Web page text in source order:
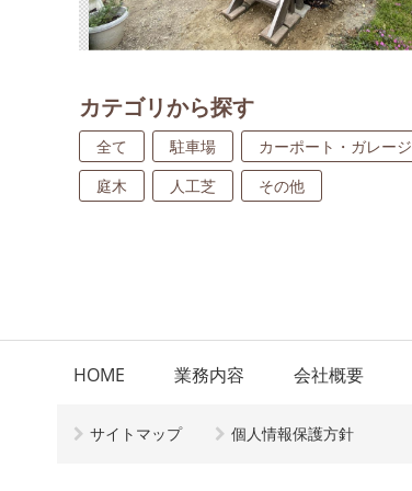
カテゴリから探す
全て 駐車場 カーポート・ガレージ
庭木
人工芝 その他
HOME 業務内容 会社概要
サイトマップ 個人情報保護方針